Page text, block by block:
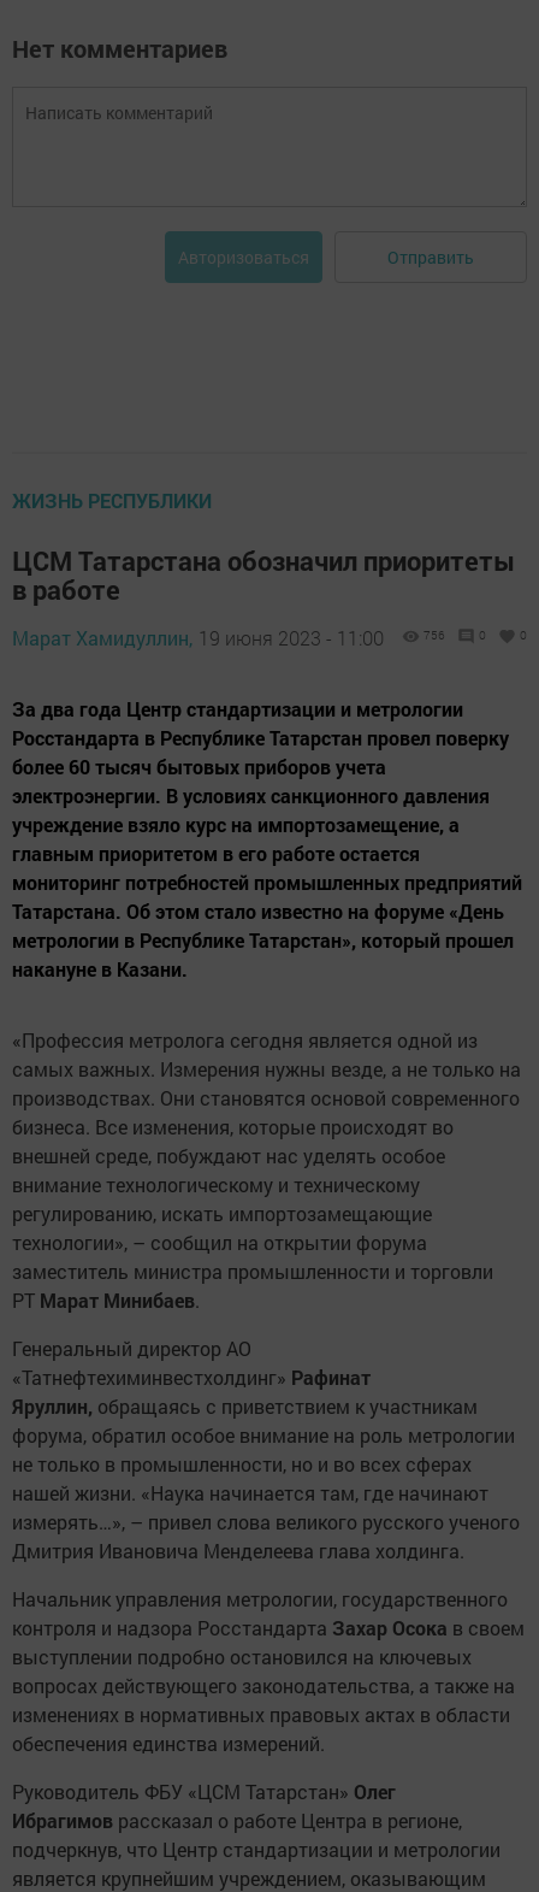
Нет комментариев
Авторизоваться Отправить
ЖИЗНЬ РЕСПУБЛИКИ
ЦСМ Татарстана обозначил приоритеты
в работе
Марат Хамидуллин, 19 июня 2023 - 11:00 756 0 0
За два года Центр стандартизации и метрологии
Росстандарта в Республике Татарстан провел поверку
более 60 тысяч бытовых приборов учета
электроэнергии. В условиях санкционного давления
учреждение взяло курс на импортозамещение, а
главным приоритетом в его работе остается
мониторинг потребностей промышленных предприятий
Татарстана. Об этом стало известно на форуме «День
метрологии в Республике Татарстан», который прошел
накануне в Казани.
«Профессия метролога сегодня является одной из
самых важных. Измерения нужны везде, а не только на
производствах. Они становятся основой современного
бизнеса. Все изменения, которые происходят во
внешней среде, побуждают нас уделять особое
внимание технологическому и техническому
регулированию, искать импортозамещающие
технологии», – сообщил на открытии форума
заместитель министра промышленности и торговли
РТ Марат Минибаев.
Генеральный директор АО
«Татнефтехиминвестхолдинг» Рафинат
Яруллин, обращаясь с приветствием к участникам
форума, обратил особое внимание на роль метрологии
не только в промышленности, но и во всех сферах
нашей жизни. «Наука начинается там, где начинают
измерять…», – привел слова великого русского ученого
Дмитрия Ивановича Менделеева глава холдинга.
Начальник управления метрологии, государственного
контроля и надзора Росстандарта Захар Осока в своем
выступлении подробно остановился на ключевых
вопросах действующего законодательства, а также на
изменениях в нормативных правовых актах в области
обеспечения единства измерений.
Руководитель ФБУ «ЦСМ Татарстан» Олег
Ибрагимов рассказал о работе Центра в регионе,
подчеркнув, что Центр стандартизации и метрологии
является крупнейшим учреждением, оказывающим